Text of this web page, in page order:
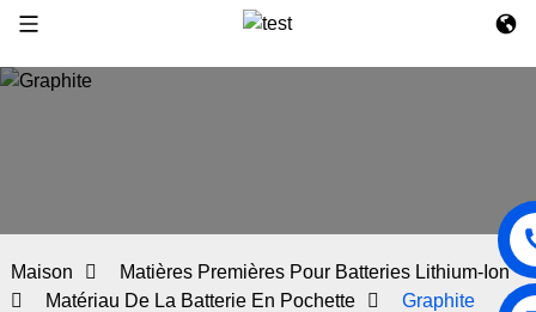
Maison
Matières Premières Pour Batteries Lithium-Ion
Matériau De La Batterie En Pochette
Graphite